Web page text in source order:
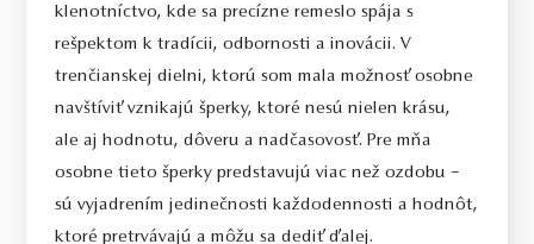
klenotníctvo, kde sa precízne remeslo spája s
rešpektom k tradícii, odbornosti a inovácii. V
trenčianskej dielni, ktorú som mala možnosť osobne
navštíviť vznikajú šperky, ktoré nesú nielen krásu,
ale aj hodnotu, dôveru a nadčasovosť. Pre mňa
osobne tieto šperky predstavujú viac než ozdobu –
sú vyjadrením jedinečnosti každodennosti a hodnôt,
ktoré pretrvávajú a môžu sa dediť ďalej.